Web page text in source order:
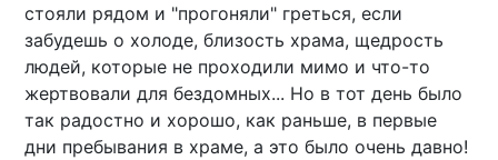
стояли рядом и "прогоняли" греться, если
забудешь о холоде, близость храма, щедрость
людей, которые не проходили мимо и что-то
жертвовали для бездомных... Но в тот день было
так радостно и хорошо, как раньше, в первые
дни пребывания в храме, а это было очень давно!